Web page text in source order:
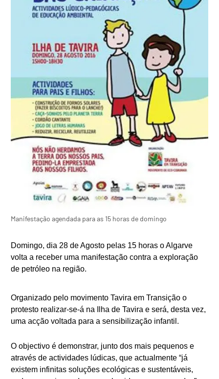
Manifestação agendada para as 15 horas de domingo
Domingo, dia 28 de Agosto pelas 15 horas o Algarve
volta a receber uma manifestação contra a exploração
de petróleo na região.
Organizado pelo movimento Tavira em Transição o
protesto realizar-se-á na Ilha de Tavira e será, desta vez,
uma acção voltada para a sensibilização infantil.
O objectivo é demonstrar, junto dos mais pequenos e
através de actividades lúdicas, que actualmente “já
existem infinitas soluções ecológicas e sustentáveis,